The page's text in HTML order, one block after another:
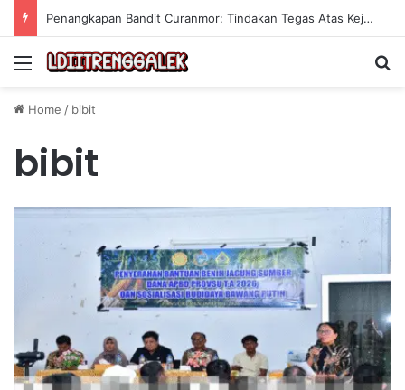
Penangkapan Bandit Curanmor: Tindakan Tegas Atas Kejahatan Sepeda Motor
Menu
Home / bibit
bibit